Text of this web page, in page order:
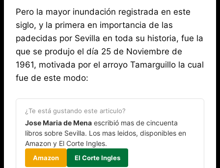
Pero la mayor inundación registrada en este
siglo, y la primera en importancia de las
padecidas por Sevilla en toda su historia, fue la
que se produjo el día 25 de Noviembre de
1961, motivada por el arroyo Tamarguillo la cual
fue de este modo:
¿Te está gustando este articulo?
Jose Maria de Mena escribió mas de cincuenta
libros sobre Sevilla. Los mas leidos, disponibles en
Amazon y El Corte Ingles.
Amazon El Corte Ingles